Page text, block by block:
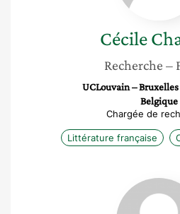
Cécile
Recherche –
UCLouvain –
Belgique
Chargée de
Littérature française